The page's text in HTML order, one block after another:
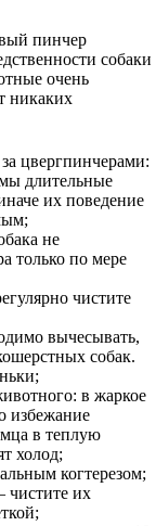
пинчер
собаки
очень
никаких
цвергпинчерами:
длительные
их поведение
не
только по мере
чистите
вычесывать,
собак.
в жаркое
избежание
в теплую
холод;
когтерезом;
чистите их